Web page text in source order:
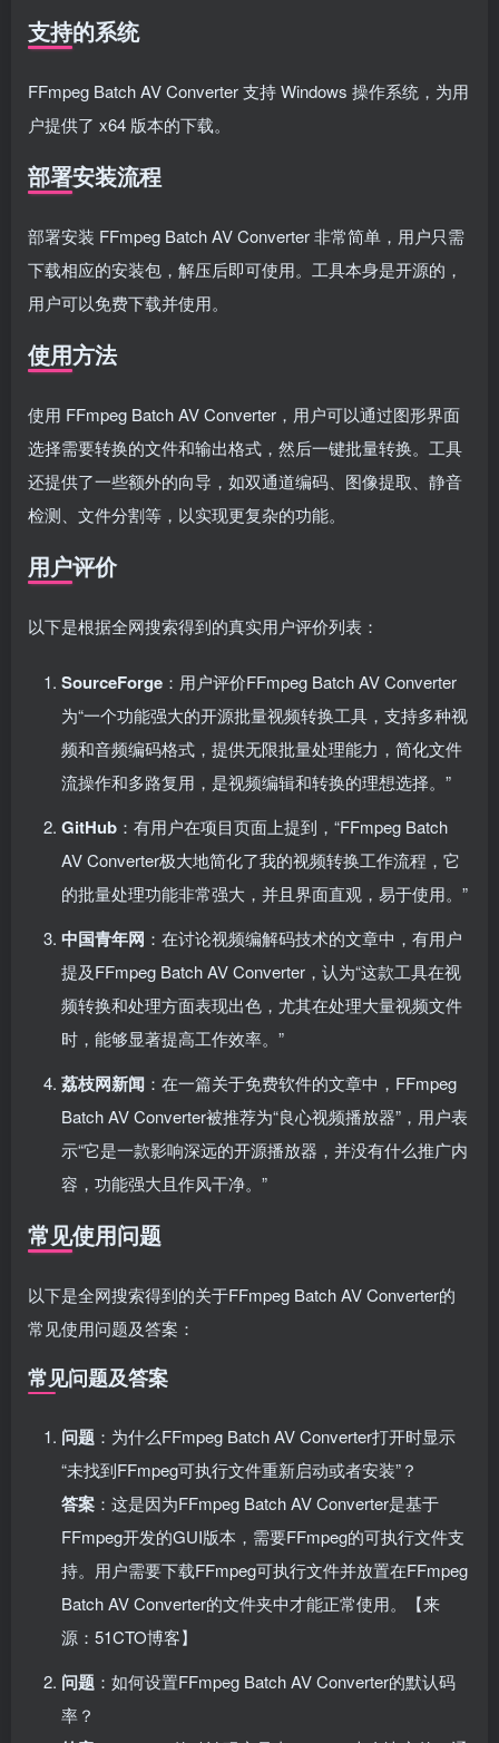
支持的系统
FFmpeg Batch AV Converter 支持 Windows 操作系统，为用
户提供了 x64 版本的下载。
部署安装流程
部署安装 FFmpeg Batch AV Converter 非常简单，用户只需
下载相应的安装包，解压后即可使用。工具本身是开源的，
用户可以免费下载并使用。
使用方法
使用 FFmpeg Batch AV Converter，用户可以通过图形界面
选择需要转换的文件和输出格式，然后一键批量转换。工具
还提供了一些额外的向导，如双通道编码、图像提取、静音
检测、文件分割等，以实现更复杂的功能。
用户评价
以下是根据全网搜索得到的真实用户评价列表：
SourceForge ：用户评价FFmpeg Batch AV Converter
为“一个功能强大的开源批量视频转换工具，支持多种视
频和音频编码格式，提供无限批量处理能力，简化文件
流操作和多路复用，是视频编辑和转换的理想选择。”
GitHub ：有用户在项目页面上提到，“FFmpeg Batch
AV Converter极大地简化了我的视频转换工作流程，它
的批量处理功能非常强大，并且界面直观，易于使用。”
中国青年网 ：在讨论视频编解码技术的文章中，有用户
提及FFmpeg Batch AV Converter，认为“这款工具在视
频转换和处理方面表现出色，尤其在处理大量视频文件
时，能够显著提高工作效率。”
荔枝网新闻 ：在一篇关于免费软件的文章中，FFmpeg
Batch AV Converter被推荐为“良心视频播放器”，用户表
示“它是一款影响深远的开源播放器，并没有什么推广内
容，功能强大且作风干净。”
常见使用问题
以下是全网搜索得到的关于FFmpeg Batch AV Converter的
常见使用问题及答案：
常见问题及答案
问题 ：为什么FFmpeg Batch AV Converter打开时显示
“未找到FFmpeg可执行文件重新启动或者安装”？
答案 ：这是因为FFmpeg Batch AV Converter是基于
FFmpeg开发的GUI版本，需要FFmpeg的可执行文件支
持。用户需要下载FFmpeg可执行文件并放置在FFmpeg
Batch AV Converter的文件夹中才能正常使用。【来
源：51CTO博客】
问题 ：如何设置FFmpeg Batch AV Converter的默认码
率？